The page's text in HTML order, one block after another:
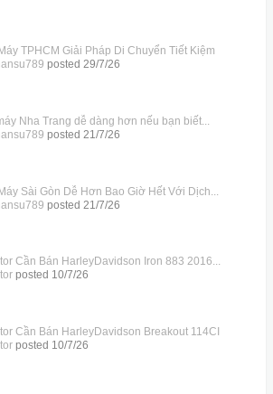
TPHCM Giải Pháp Di Chuyển Tiết Kiệm
posted 29/7/26
Nha Trang dễ dàng hơn nếu bạn biết...
posted 21/7/26
Sài Gòn Dễ Hơn Bao Giờ Hết Với Dịch...
posted 21/7/26
Cần Bán HarleyDavidson Iron 883 2016...
posted 10/7/26
Cần Bán HarleyDavidson Breakout 114CI
posted 10/7/26